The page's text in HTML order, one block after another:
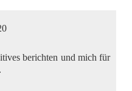
berichten und mich für